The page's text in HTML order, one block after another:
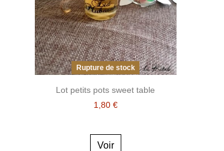
Rupture de stock
Lot petits pots sweet table
1,80 €
Voir